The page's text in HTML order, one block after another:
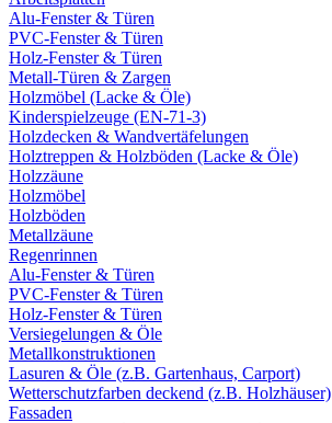
Alu-Fenster & Türen
PVC-Fenster & Türen
Holz-Fenster & Türen
Metall-Türen & Zargen
Holzmöbel (Lacke & Öle)
Kinderspielzeuge (EN-71-3)
Holzdecken & Wandvertäfelungen
Holztreppen & Holzböden (Lacke & Öle)
Holzzäune
Holzmöbel
Holzböden
Metallzäune
Regenrinnen
Alu-Fenster & Türen
PVC-Fenster & Türen
Holz-Fenster & Türen
Versiegelungen & Öle
Metallkonstruktionen
Lasuren & Öle (z.B. Gartenhaus, Carport)
Wetterschutzfarben deckend (z.B. Holzhäuser)
Fassaden